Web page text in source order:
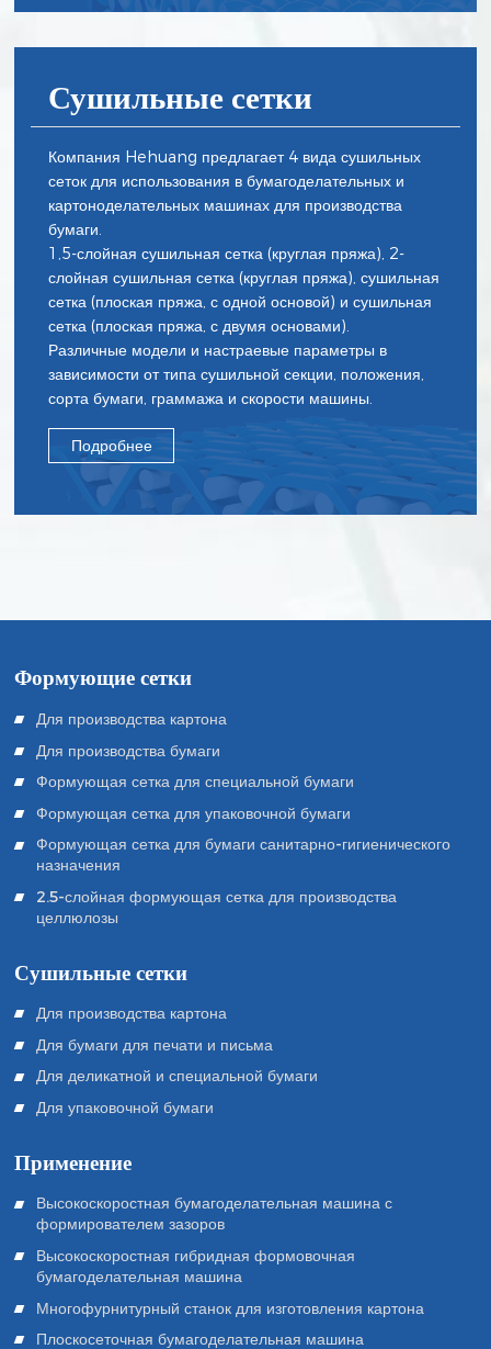
Сушильные сетки
Компания Hehuang предлагает 4 вида сушильных
сеток для использования в бумагоделательных и
картоноделательных машинах для производства
бумаги.
1,5-слойная сушильная сетка (круглая пряжа), 2-
слойная сушильная сетка (круглая пряжа), сушильная
сетка (плоская пряжа, с одной основой) и сушильная
сетка (плоская пряжа, с двумя основами).
Различные модели и настраевые параметры в
зависимости от типа сушильной секции, положения,
сорта бумаги, граммажа и скорости машины.
Подробнее
Формующие сетки
Для производства картона
Для производства бумаги
Формующая сетка для специальной бумаги
Формующая сетка для упаковочной бумаги
Формующая сетка для бумаги санитарно-гигиенического
назначения
2.5-слойная формующая сетка для производства
целлюлозы
Сушильные сетки
Для производства картона
Для бумаги для печати и письма
Для деликатной и специальной бумаги
Для упаковочной бумаги
Применение
Высокоскоростная бумагоделательная машина с
формирователем зазоров
Высокоскоростная гибридная формовочная
бумагоделательная машина
Многофурнитурный станок для изготовления картона
Плоскосеточная бумагоделательная машина